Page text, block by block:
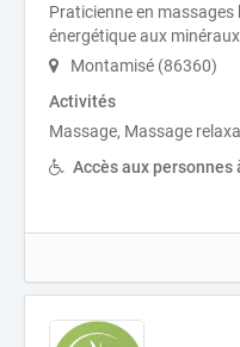
Praticienne en
énergétique aux minéraux
Montamisé (86360)
Activités
Massage, Massage
Accès aux